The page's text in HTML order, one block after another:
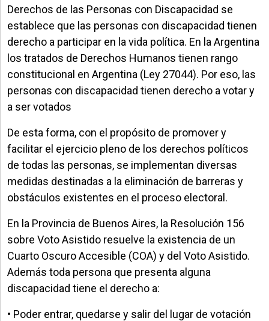
Derechos de las Personas con Discapacidad se
establece que las personas con discapacidad tienen
derecho a participar en la vida política. En la Argentina
los tratados de Derechos Humanos tienen rango
constitucional en Argentina (Ley 27044). Por eso, las
personas con discapacidad tienen derecho a votar y
a ser votados
De esta forma, con el propósito de promover y
facilitar el ejercicio pleno de los derechos políticos
de todas las personas, se implementan diversas
medidas destinadas a la eliminación de barreras y
obstáculos existentes en el proceso electoral.
En la Provincia de Buenos Aires, la Resolución 156
sobre Voto Asistido resuelve la existencia de un
Cuarto Oscuro Accesible (COA) y del Voto Asistido.
Además toda persona que presenta alguna
discapacidad tiene el derecho a:
• Poder entrar, quedarse y salir del lugar de votación